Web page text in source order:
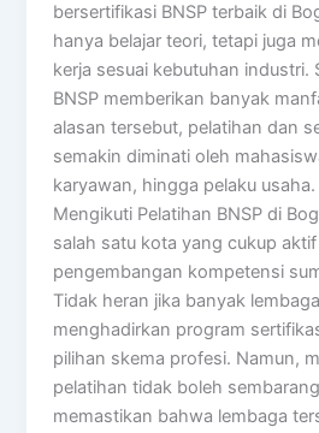
bersertifikasi BNSP terbaik di
hanya belajar teori, tetapi juga
kerja sesuai kebutuhan industri.
BNSP memberikan banyak
alasan tersebut, pelatihan dan
semakin diminati oleh
karyawan, hingga pelaku
Mengikuti Pelatihan BNSP di
salah satu kota yang cukup
pengembangan kompetensi
Tidak heran jika banyak
menghadirkan program
pilihan skema profesi. Namun,
pelatihan tidak boleh
memastikan bahwa lembaga